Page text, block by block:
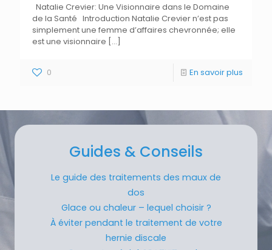
Natalie Crevier: Une Visionnaire dans le Domaine
de la Santé Introduction Natalie Crevier n’est pas
simplement une femme d’affaires chevronnée; elle
est une visionnaire […]
0 En savoir plus
Guides & Conseils
Le guide des traitements des maux de
dos
Glace ou chaleur – lequel choisir ?
À éviter pendant le traitement de votre
hernie discale